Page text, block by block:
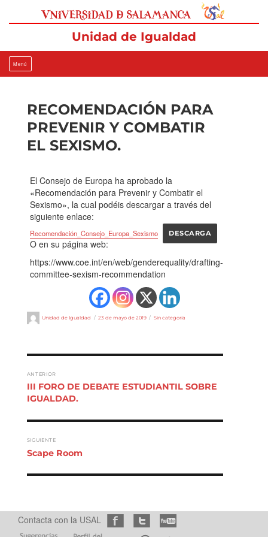
Unidad de Igualdad
Menú
RECOMENDACIÓN PARA
PREVENIR Y COMBATIR
EL SEXISMO.
El Consejo de Europa ha aprobado la
«Recomendación para Prevenir y Combatir el
Sexismo», la cual podéis descargar a través del
siguiente enlace:
Recomendación_Consejo_Europa_Sexismo DESCARGA
O en su página web:
https://www.coe.int/en/web/genderequality/drafting-
committee-sexism-recommendation
Autor
Unidad de Igualdad
Publicado
23 de mayo de 2019 Categorías
Sin categoría
ANTERIOR
Entrada
anterior:
III FORO DE DEBATE ESTUDIANTIL SOBRE
IGUALDAD.
SIGUIENTE
Entrada
Scape Room
Contacta con la USAL